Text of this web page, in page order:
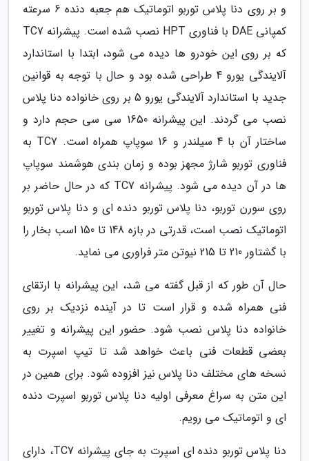
و بر روی دنا پلاس توربو اتوماتیک هم جعبه دنده 6 سرعته
کمپانی DAE با فناوری HPT نصب شده است. پیشرانه TC7
که بر روی این خودرو ها دیده می شود، ابتدا با استاندارد
آلایندگی یورو 4 طراحی شده بود و حال با توجه به قوانین
جدید با استاندارد آلایندگی یورو 5 بر روی خانواده دنا پلاس
نصب می گردند. این پیشرانه 1650 سی سی حجم دارد و
ساختار آن با 4 سیلندر و 16 سوپاپ همراه است. TC7 به
فناوری توربو شارژ مجهز بوده و زمان بندی هوشمند سوپاپ
ها در آن دیده می شود. پیشرانه TC7 که در حال حاضر بر
روی سورن توربو، دنا پلاس توربو دنده ای و دنا پلاس توربو
اتوماتیک نصب است، قدرتی در بازه 148 تا 150 اسب بخار را
با گشتاور 210 تا 215 نیوتن متر فراوری می نماید.
حال آن طور که از قبل گفته می شد، این پیشرانه با ارتقای
فنی همراه شده و قرار است تا در آینده نزدیک بر روی
خانواده دنا پلاس نصب شود. حضور این پیشرانه و تغییر
بعضی قطعات فنی باعث خواهد شد تا تیپ اسپرت به
نسخه های مختلف دنا پلاس نیز افزوده شود. برای همین در
این متن به سراغ معرفی اولیه دنا پلاس توربو اسپرت دنده
ای و اتوماتیک می رویم.
دنا پلاس توربو دنده ای اسپرت به جای پیشرانه TC7، دارای